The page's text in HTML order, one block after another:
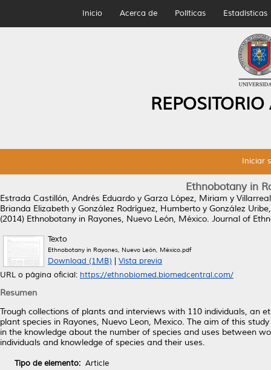
Inicio Acerca de Políticas Estadísticas
Iniciar
Ethnobotany in
Estrada Castillón, Andrés Eduardo y Garza López, Miriam y
Brianda Elizabeth y González Rodríguez, Humberto y González
(2014) Ethnobotany in Rayones, Nuevo León, México. Journal of
Texto
Ethnobotany in Rayones, Nuevo León, México.pdf
Download (1MB)
Vista previa
URL o página oficial: https://ethnobiomed.biomedcentral.com/
Resumen
Trough collections of plants and interviews with 110 individuals, an
plant species in Rayones, Nuevo Leon, Mexico. The aim of this
in the knowledge about the number of species and uses between
individuals and knowledge of species and their uses.
Tipo de elemento: Article